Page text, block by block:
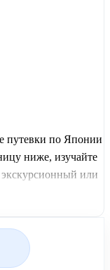
путевки по Японии
ниже, изучайте
или